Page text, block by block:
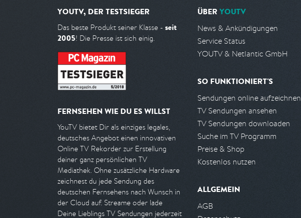
YOUTV, DER TESTSIEGER
Das beste Produkt seiner Klasse - seit
2005! Die Presse ist sich einig.
FERNSEHEN WIE DU ES WILLST
YouTV bietet Dir als einziges legales,
deutsches Angebot einen innovativen
Online TV Rekorder zur Erstellung
deiner ganz persönlichen TV
Mediathek. Ohne zusätzliche Hardware
zeichnest du jede Sendung des
deutschen Fernsehens nach Wunsch in
der Cloud auf. Streame oder lade
Deine Lieblings TV Sendungen jederzeit
ÜBER YOUTV
News & Ankündigungen
Service Status
YOUTV & Netlantic GmbH
SO FUNKTIONIERT'S
Sendungen online aufzeichnen
TV Sendungen ansehen
TV Sendungen downloaden
Suche im TV Programm
Preise & Shop
Kostenlos nutzen
ALLGEMEIN
AGB